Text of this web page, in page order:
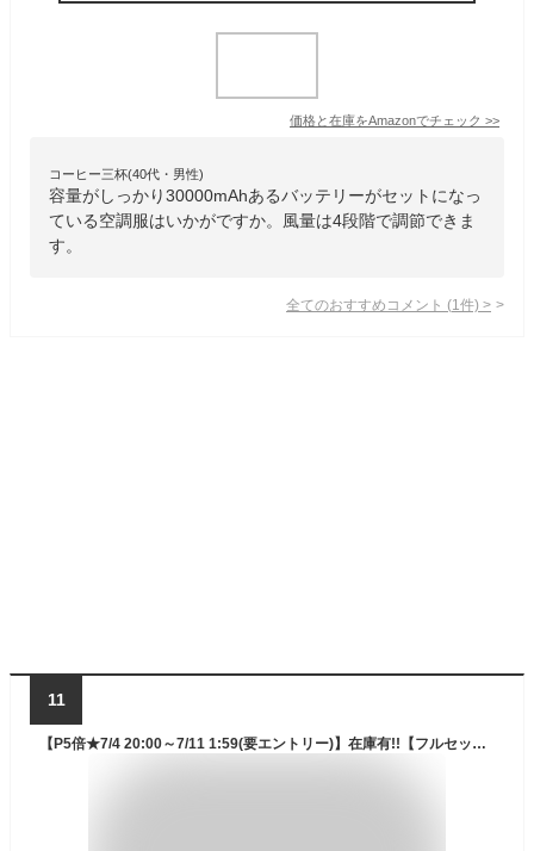
価格と在庫をAmazonでチェック >>
コーヒー三杯(40代・男性)
容量がしっかり30000mAhあるバッテリーがセットになっ
ている空調服はいかがですか。風量は4段階で調節できま
す。
全てのおすすめコメント (1 件) >
11
【P5倍★7/4 20:00～7/11 1:59(要エントリー)】在庫有!!【フルセット】バートル BURTLE 2025 24V ファン付きウェア エアークラフト 空調服 ハイバックファン 半袖【AC2086】【AC09】【AC09-2】S-3XL【カラーファン 新型 24Vバッテリー セット】